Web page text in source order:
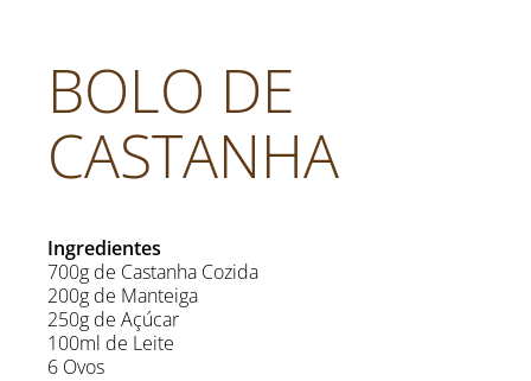
BOLO DE
CASTANHA
Ingredientes
700g de Castanha Cozida
200g de Manteiga
250g de Açúcar
100ml de Leite
6 Ovos